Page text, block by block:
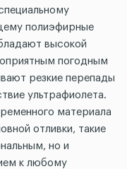
полиэфирные
высокой
погодным
резкие перепады
ультрафиолета.
материала
отливки, такие
но и
к любому